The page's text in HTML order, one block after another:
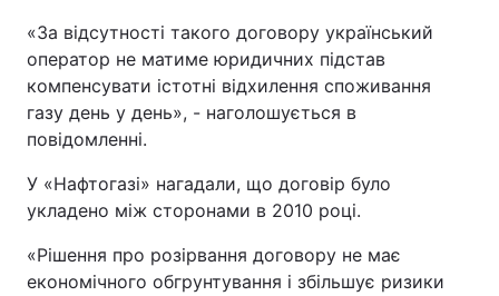
«За відсутності такого договору український
оператор не матиме юридичних підстав
компенсувати істотні відхилення споживання
газу день у день», - наголошується в
повідомленні.
У «Нафтогазі» нагадали, що договір було
укладено між сторонами в 2010 році.
«Рішення про розірвання договору не має
економічного обгрунтування і збільшує ризики